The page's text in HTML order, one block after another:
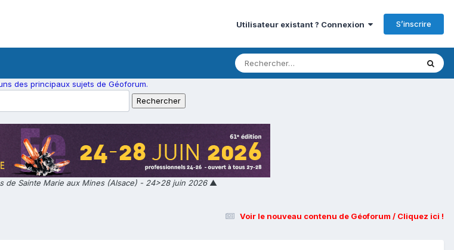
Utilisateur existant ? Connexion S’inscrire
des principaux sujets de Géoforum.
de Sainte Marie aux Mines (Alsace) - 24>28 juin 2026▲
Voir le nouveau contenu de Géoforum / Cliquez ici !